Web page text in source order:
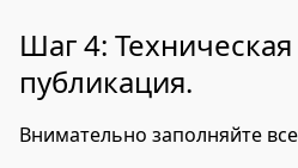
Шаг 4:
публикация.
Внимательно заполняйте